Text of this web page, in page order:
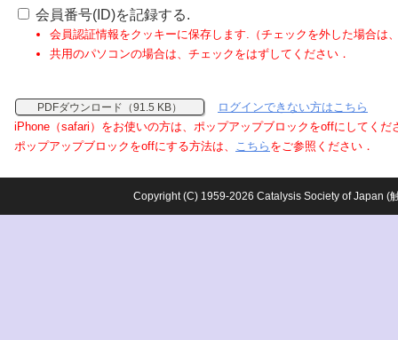
会員番号(ID)を記録する.
会員認証情報をクッキーに保存します.（チェックを外した場合は
共用のパソコンの場合は、チェックをはずしてください．
PDFダウンロード（91.5 KB）
ログインできない方はこちら
iPhone（safari）をお使いの方は、ポップアップブロックをoffにしてくだ
ポップアップブロックをoffにする方法は、 こちら をご参照ください．
Copyright (C) 1959-2026 Catalysis Society of Japan (